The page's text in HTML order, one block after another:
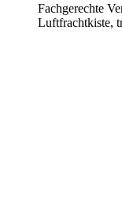
Fachgerechte
Luftfrachtkiste,